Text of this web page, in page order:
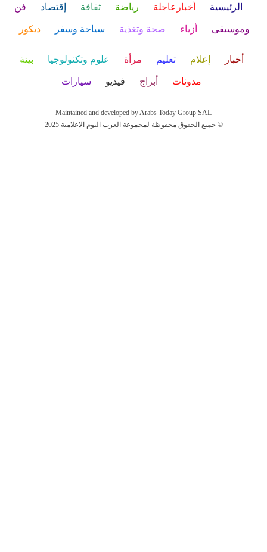
الرئيسية أخبارعاجلة رياضة ثقافة إقتصاد فن
وموسيقى أزياء صحة وتغذية سياحة وسفر ديكور
أخبار إعلام تعليم مرأة علوم وتكنولوجيا بيئة
مدونات أبراج فيديو سيارات
Maintained and developed by Arabs Today Group SAL
جميع الحقوق محفوظة لمجموعة العرب اليوم الاعلامية 2025 ©